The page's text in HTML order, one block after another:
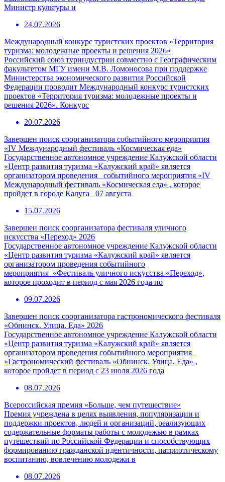
Министр культуры и
24.07.2026
Международный конкурс туристских проектов «Территория
туризма: молодежные проекты и решения 2026»
Российский союз туриндустрии совместно с Географическим
факультетом МГУ имени М.В. Ломоносова при поддержке
Министерства экономического развития Российской
Федерации проводит Международный конкурс туристских
проектов «Территория туризма: молодежные проекты и
решения 2026». Конкурс
20.07.2026
Завершен поиск соорганизатора событийного мероприятия
«IV Международный фестиваль «Космическая еда»
Государственное автономное учреждение Калужской области
«Центр развития туризма «Калужский край» является
организатором проведения событийного мероприятия «IV
Международный фестиваль «Космическая еда» , которое
пройдет в городе Калуга 07 августа
15.07.2026
Завершен поиск соорганизатора фестиваля уличного
искусства «Переход» 2026
Государственное автономное учреждение Калужской области
«Центр развития туризма «Калужский край» является
организатором проведения событийного
мероприятия «Фестиваль уличного искусства «Переход»,
которое проходит в период с мая 2026 года по
09.07.2026
Завершен поиск соорганизатора гастрономического фестиваля
«Обнинск. Улица. Еда» 2026
Государственное автономное учреждение Калужской области
«Центр развития туризма «Калужский край» является
организатором проведения событийного мероприятия
«Гастрономический фестиваль «Обнинск. Улица. Еда» ,
которое пройдет в период с 23 июля 2026 года
08.07.2026
Всероссийская премия «Больше, чем путешествие»
Премия учреждена в целях выявления, популяризации и
поддержки проектов, людей и организаций, реализующих
содержательные форматы работы с молодежью в рамках
путешествий по Российской Федерации и способствующих
формированию гражданской идентичности, патриотическому
воспитанию, вовлечению молодежи в
08.07.2026